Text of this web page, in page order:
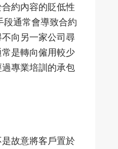
約內容的貶低性
段通常會導致合約
向另一家公司尋
是轉向僱用較少
專業培訓的承包
故意將客戶置於